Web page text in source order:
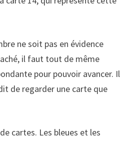
ne soit pas en évidence
il faut tout de même
pour pouvoir avancer. Il
de regarder une carte que
cartes. Les bleues et les